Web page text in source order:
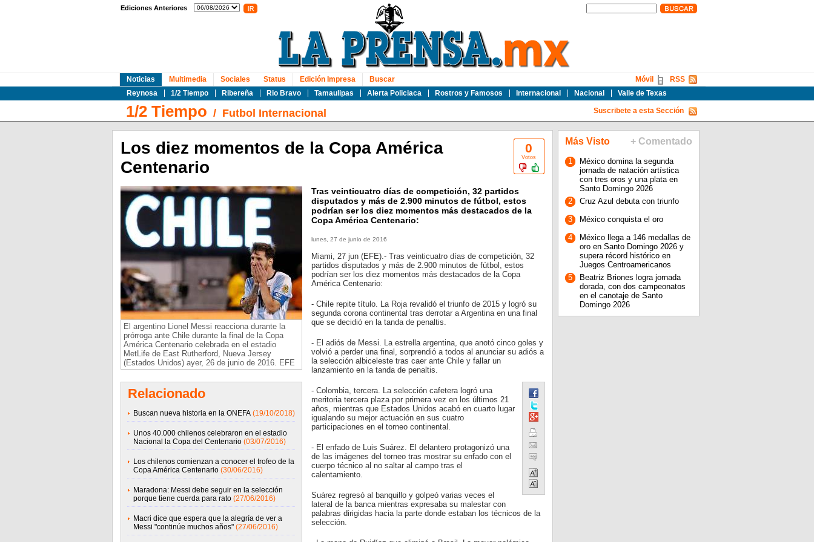
Ediciones Anteriores
Noticias
Reynosa
1/2 Tiempo Ribereña Rio Bravo Tamaulipas Alerta Policiaca Rostros y Famosos Internacional Nacional Valle de Texas
Multimedia Sociales Status Edición Impresa Buscar RSS
Móvil
1/2 Tiempo / Futbol Internacional Suscribete a esta Sección
0
Votos
Los diez momentos de la Copa América
Centenario
El argentino Lionel Messi reacciona durante la
prórroga ante Chile durante la final de la Copa
América Centenario celebrada en el estadio
MetLife de East Rutherford, Nueva Jersey
(Estados Unidos) ayer, 26 de junio de 2016. EFE
Relacionado
Buscan nueva historia en la ONEFA (19/10/2018)
Unos 40.000 chilenos celebraron en el estadio
Nacional la Copa del Centenario (03/07/2016)
Los chilenos comienzan a conocer el trofeo de la
Copa América Centenario (30/06/2016)
Maradona: Messi debe seguir en la selección
porque tiene cuerda para rato (27/06/2016)
Macri dice que espera que la alegría de ver a
Messi "continúe muchos años" (27/06/2016)
Tras veinticuatro días de competición, 32 partidos
disputados y más de 2.900 minutos de fútbol, estos
podrían ser los diez momentos más destacados de la
Copa América Centenario:
lunes, 27 de junio de 2016
Miami, 27 jun (EFE).- Tras veinticuatro días de competición, 32
partidos disputados y más de 2.900 minutos de fútbol, estos
podrían ser los diez momentos más destacados de la Copa
América Centenario:
- Chile repite título. La Roja revalidó el triunfo de 2015 y logró su
segunda corona continental tras derrotar a Argentina en una final
que se decidió en la tanda de penaltis.
- El adiós de Messi. La estrella argentina, que anotó cinco goles y
volvió a perder una final, sorprendió a todos al anunciar su adiós a
la selección albiceleste tras caer ante Chile y fallar un
lanzamiento en la tanda de penaltis.
- Colombia, tercera. La selección cafetera logró una
meritoria tercera plaza por primera vez en los últimos 21
años, mientras que Estados Unidos acabó en cuarto lugar
igualando su mejor actuación en sus cuatro
participaciones en el torneo continental.
- El enfado de Luis Suárez. El delantero protagonizó una
de las imágenes del torneo tras mostrar su enfado con el
cuerpo técnico al no saltar al campo tras el
calentamiento.
Suárez regresó al banquillo y golpeó varias veces el
lateral de la banca mientras expresaba su malestar con
palabras dirigidas hacia la parte donde estaban los técnicos de la
selección.
Más Visto + Comentado
1
México domina la segunda
jornada de natación artística
con tres oros y una plata en
Santo Domingo 2026
2
Cruz Azul debuta con triunfo
3
México conquista el oro
4
México llega a 146 medallas de
oro en Santo Domingo 2026 y
supera récord histórico en
Juegos Centroamericanos
5
Beatriz Briones logra jornada
dorada, con dos campeonatos
en el canotaje de Santo
Domingo 2026